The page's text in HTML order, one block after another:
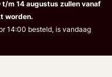
m 14 augustus zullen vanaf
worden.
14:00 besteld, is vandaag